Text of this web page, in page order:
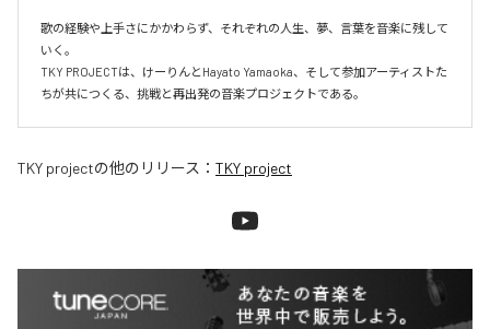
歌の経験や上手さにかかわらず、それぞれの人生、夢、言葉を音楽に残して
いく。
TKY PROJECTは、けーりんとHayato Yamaoka、そして参加アーティストた
ちが共につくる、挑戦と再出発の音楽プロジェクトである。
TKY projectの他のリリース： TKY project